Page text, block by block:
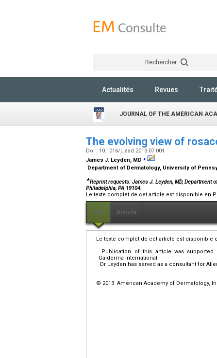
Rechercher
Actualités Revues
JOURNAL OF THE AMERICAN
The evolving view of
Doi : 10.1016/j.jaad.2013.07.001
James J. Leyden, MD ⁎
Department of Dermatology, University of
∗Reprint requests: James J. Leyden, MD, Department
Philadelphia, PA 19104.
Le texte complet de cet article est disponible en
PDF Article
Le texte complet de cet article est disponible
Publication of this article was supported
Galderma International.
Dr Leyden has served as a consultant for
© 2013 American Academy of Dermatology,